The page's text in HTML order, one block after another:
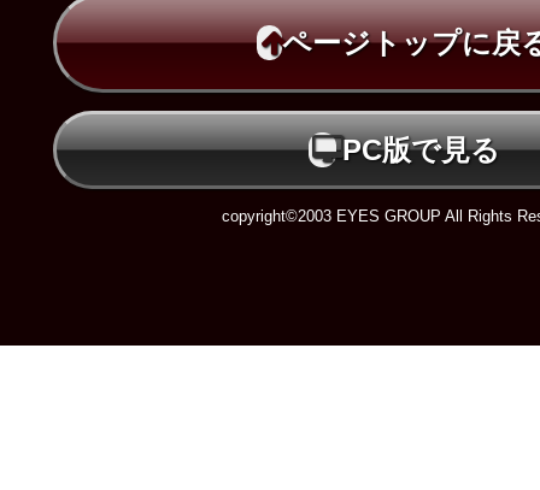
ページトップに戻
PC版で見る
copyright©2003 EYES GROUP All Rights